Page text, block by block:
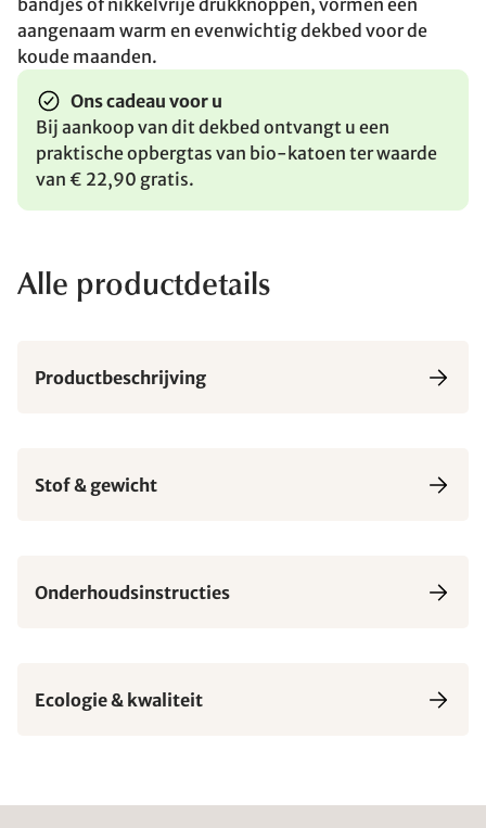
bandjes of nikkelvrije drukknoppen, vormen een
aangenaam warm en evenwichtig dekbed voor de
koude maanden.
Ons cadeau voor u
Bij aankoop van dit dekbed ontvangt u een
praktische opbergtas van bio-katoen ter waarde
van € 22,90 gratis.
Alle productdetails
Productbeschrijving
Stof & gewicht
Onderhoudsinstructies
Ecologie & kwaliteit